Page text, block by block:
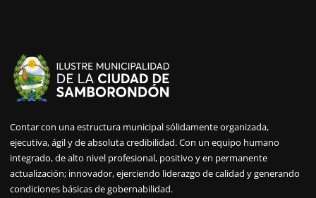
Contar con una estructura municipal sólidamente organizada,
ejecutiva, ágil y de absoluta credibilidad. Con un equipo humano
integrado, de alto nivel profesional, positivo y en permanente
actualización; innovador, ejerciendo liderazgo de calidad y generando
condiciones básicas de gobernabilidad.